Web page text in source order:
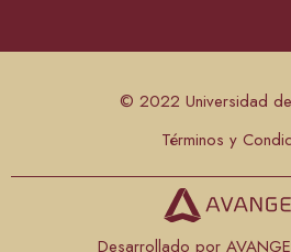
© 2022 Universidad
Términos y
Desarrollado por